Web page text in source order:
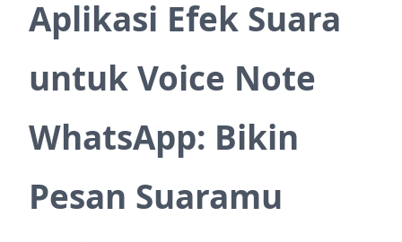
Aplikasi Efek Suara
untuk Voice Note
WhatsApp: Bikin
Pesan Suaramu